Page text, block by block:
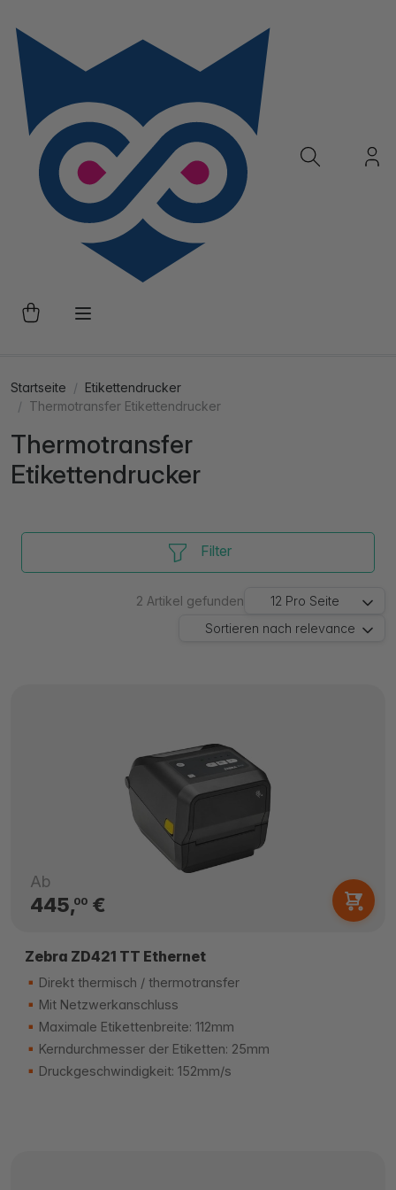
Startseite
Etikettendrucker
Thermotransfer Etikettendrucker
Thermotransfer
Etikettendrucker
Filter
2 Artikel gefunden 12 Pro Seite
Sortieren nach relevance
Ab
445,00€
Zebra ZD421 TT Ethernet
Direkt thermisch / thermotransfer
Mit Netzwerkanschluss
Maximale Etikettenbreite: 112mm
Kerndurchmesser der Etiketten: 25mm
Druckgeschwindigkeit: 152mm/s